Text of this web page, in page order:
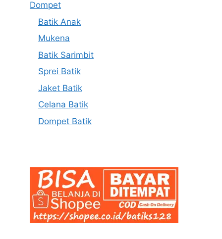
Dompet
Batik Anak
Mukena
Batik Sarimbit
Sprei Batik
Jaket Batik
Celana Batik
Dompet Batik